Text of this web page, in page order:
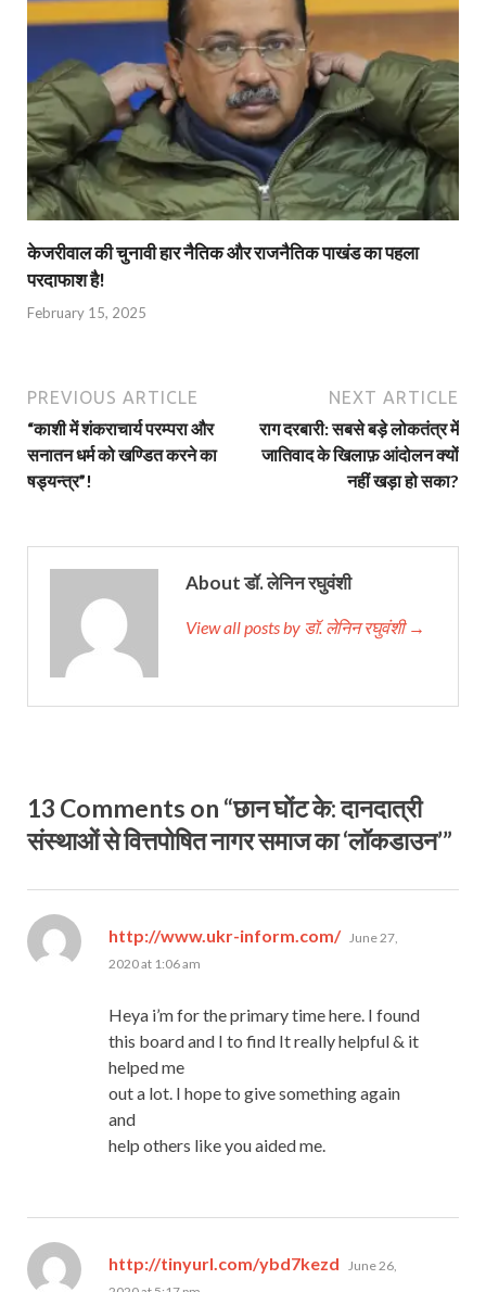
केजरीवाल की चुनावी हार नैतिक और राजनैतिक पाखंड का पहला
परदाफाश है!
February 15, 2025
PREVIOUS ARTICLE
“काशी में शंकराचार्य परम्परा और
सनातन धर्म को खण्डित करने का
षड्यन्त्र”!
NEXT ARTICLE
राग दरबारी: सबसे बड़े लोकतंत्र में
जातिवाद के खिलाफ़ आंदोलन क्यों
नहीं खड़ा हो सका?
About डॉ. लेनिन रघुवंशी
View all posts by डॉ. लेनिन रघुवंशी →
13 Comments on “छान घाेंट के: दानदात्री
संस्थाओं से वित्तपोषित नागर समाज का ‘लॉकडाउन’”
http://www.ukr-inform.com/ says:
June 27,
2020 at 1:06 am
Heya i’m for the primary time here. I found
this board and I to find It really helpful & it
helped me
out a lot. I hope to give something again
and
help others like you aided me.
http://tinyurl.com/ybd7kezd says:
June 26,